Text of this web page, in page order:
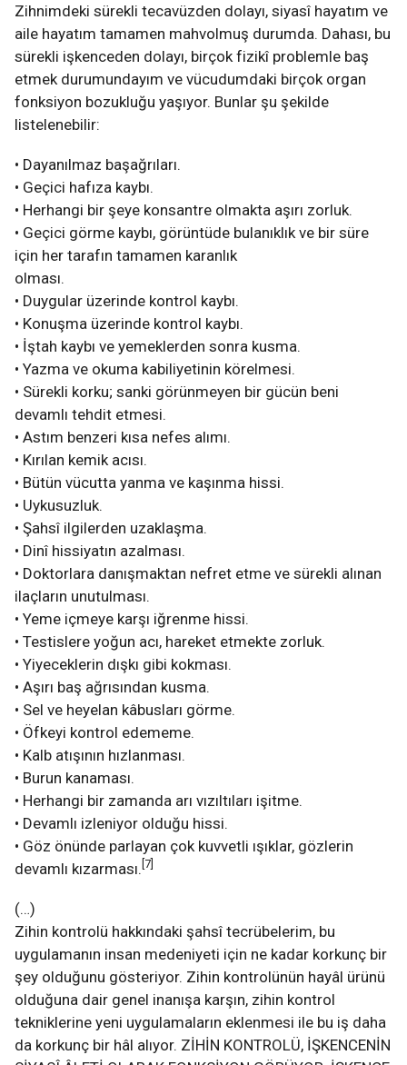
Zihnimdeki sürekli tecavüzden dolayı, siyasî hayatım ve
aile hayatım tamamen mahvolmuş durumda. Dahası, bu
sürekli işkenceden dolayı, birçok fizikî problemle baş
etmek durumundayım ve vücudumdaki birçok organ
fonksiyon bozukluğu yaşıyor. Bunlar şu şekilde
listelenebilir:
• Dayanılmaz başağrıları.
• Geçici hafıza kaybı.
• Herhangi bir şeye konsantre olmakta aşırı zorluk.
• Geçici görme kaybı, görüntüde bulanıklık ve bir süre
için her tarafın tamamen karanlık
olması.
• Duygular üzerinde kontrol kaybı.
• Konuşma üzerinde kontrol kaybı.
• İştah kaybı ve yemeklerden sonra kusma.
• Yazma ve okuma kabiliyetinin körelmesi.
• Sürekli korku; sanki görünmeyen bir gücün beni
devamlı tehdit etmesi.
• Astım benzeri kısa nefes alımı.
• Kırılan kemik acısı.
• Bütün vücutta yanma ve kaşınma hissi.
• Uykusuzluk.
• Şahsî ilgilerden uzaklaşma.
• Dinî hissiyatın azalması.
• Doktorlara danışmaktan nefret etme ve sürekli alınan
ilaçların unutulması.
• Yeme içmeye karşı iğrenme hissi.
• Testislere yoğun acı, hareket etmekte zorluk.
• Yiyeceklerin dışkı gibi kokması.
• Aşırı baş ağrısından kusma.
• Sel ve heyelan kâbusları görme.
• Öfkeyi kontrol edememe.
• Kalb atışının hızlanması.
• Burun kanaması.
• Herhangi bir zamanda arı vızıltıları işitme.
• Devamlı izleniyor olduğu hissi.
• Göz önünde parlayan çok kuvvetli ışıklar, gözlerin
devamlı kızarması. [7]
(…)
Zihin kontrolü hakkındaki şahsî tecrübelerim, bu
uygulamanın insan medeniyeti için ne kadar korkunç bir
şey olduğunu gösteriyor. Zihin kontrolünün hayâl ürünü
olduğuna dair genel inanışa karşın, zihin kontrol
tekniklerine yeni uygulamaların eklenmesi ile bu iş daha
da korkunç bir hâl alıyor. ZİHİN KONTROLÜ, İŞKENCENİN